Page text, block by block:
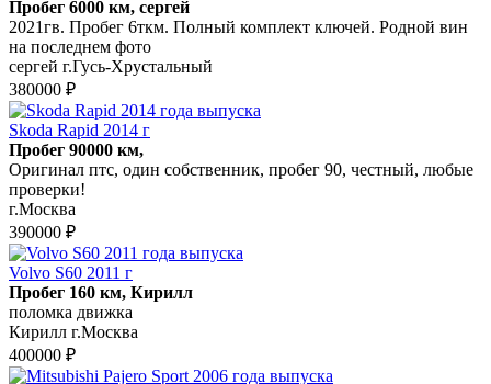
Пробег 6000 км, сергей
2021гв. Пробег 6ткм. Полный комплект ключей. Родной вин
на последнем фото
сергей г.Гусь-Хрустальный
380000 ₽
Skoda Rapid 2014 г
Пробег 90000 км,
Оригинал птс, один собственник, пробег 90, честный, любые
проверки!
г.Москва
390000 ₽
Volvo S60 2011 г
Пробег 160 км, Кирилл
поломка движка
Кирилл г.Москва
400000 ₽